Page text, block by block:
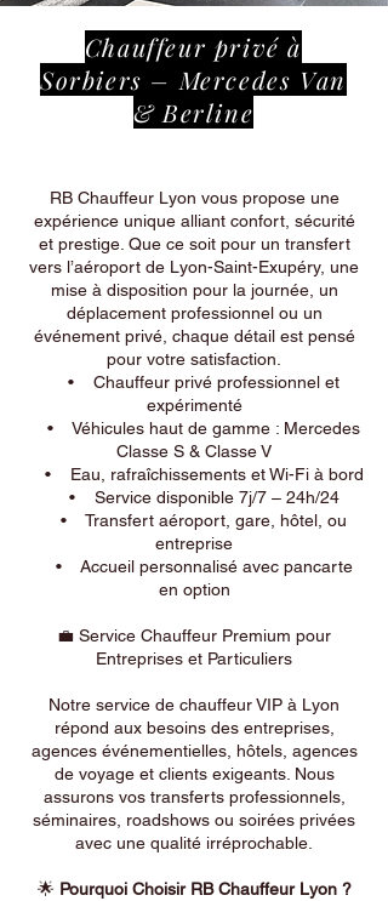
Chauffeur privé à
Sorbiers – Mercedes Van
& Berline
RB Chauffeur Lyon vous propose une
expérience unique alliant confort, sécurité
et prestige. Que ce soit pour un transfert
vers l’aéroport de Lyon-Saint-Exupéry, une
mise à disposition pour la journée, un
déplacement professionnel ou un
événement privé, chaque détail est pensé
pour votre satisfaction.
• Chauffeur privé professionnel et
expérimenté
• Véhicules haut de gamme : Mercedes
Classe S & Classe V
• Eau, rafraîchissements et Wi-Fi à bord
• Service disponible 7j/7 – 24h/24
• Transfert aéroport, gare, hôtel, ou
entreprise
• Accueil personnalisé avec pancarte
en option
💼 Service Chauffeur Premium pour
Entreprises et Particuliers
Notre service de chauffeur VIP à Lyon
répond aux besoins des entreprises,
agences événementielles, hôtels, agences
de voyage et clients exigeants. Nous
assurons vos transferts professionnels,
séminaires, roadshows ou soirées privées
avec une qualité irréprochable.
🌟 Pourquoi Choisir RB Chauffeur Lyon ?